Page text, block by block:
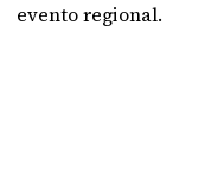
evento regional.